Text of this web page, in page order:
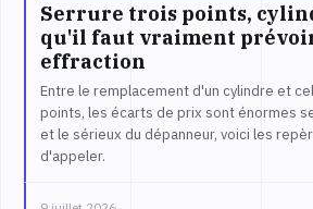
Serrure trois points,
qu'il faut vraiment
effraction
Entre le remplacement d'un cylindre et
points, les écarts de prix sont énormes
et le sérieux du dépanneur, voici les
d'appeler.